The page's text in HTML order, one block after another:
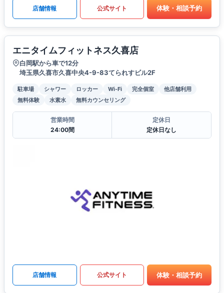
店舗情報 公式サイト 体験・相談予約
エニタイムフィットネス久喜店
白岡駅から車で12分
埼玉県久喜市久喜中央4-9-83てられすビル2F
駐車場 シャワー ロッカー Wi-Fi 完全個室
他店舗利用
無料体験
水素水 無料カウンセリング
営業時間
24:00間
定休日
定休日なし
店舗情報 公式サイト 体験・相談予約